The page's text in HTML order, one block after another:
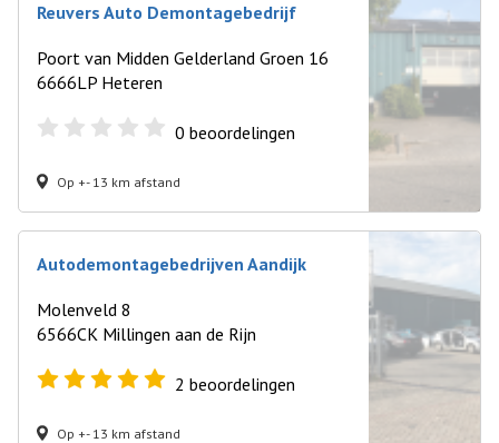
Reuvers Auto Demontagebedrijf
Poort van Midden Gelderland Groen 16
6666LP Heteren
0 beoordelingen
Op +- 13 km afstand
Autodemontagebedrijven Aandijk
Molenveld 8
6566CK Millingen aan de Rijn
2 beoordelingen
Op +- 13 km afstand